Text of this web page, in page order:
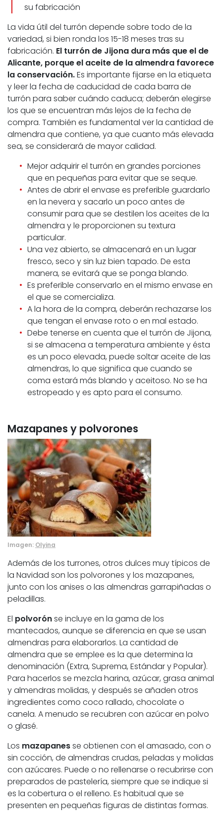
su fabricación
La vida útil del turrón depende sobre todo de la
variedad, si bien ronda los 15-18 meses tras su
fabricación. El turrón de Jijona dura más que el de
Alicante, porque el aceite de la almendra favorece
la conservación.Es importante fijarse en la etiqueta
y leer la fecha de caducidad de cada barra de
turrón para saber cuándo caduca; deberán elegirse
los que se encuentran más lejos de la fecha de
compra. También es fundamental ver la cantidad de
almendra que contiene, ya que cuanto más elevada
sea, se considerará de mayor calidad.
Mejor adquirir el turrón en grandes porciones
que en pequeñas para evitar que se seque.
Antes de abrir el envase es preferible guardarlo
en la nevera y sacarlo un poco antes de
consumir para que se destilen los aceites de la
almendra y le proporcionen su textura
particular.
Una vez abierto, se almacenará en un lugar
fresco, seco y sin luz bien tapado. De esta
manera, se evitará que se ponga blando.
Es preferible conservarlo en el mismo envase en
el que se comercializa.
A la hora de la compra, deberán rechazarse los
que tengan el envase roto o en mal estado.
Debe tenerse en cuenta que el turrón de Jijona,
si se almacena a temperatura ambiente y ésta
es un poco elevada, puede soltar aceite de las
almendras, lo que significa que cuando se
coma estará más blando y aceitoso. No se ha
estropeado y es apto para el consumo.
Mazapanes y polvorones
Imagen: Olyina
Además de los turrones, otros dulces muy típicos de
la Navidad son los polvorones y los mazapanes,
junto con los anises o las almendras garrapiñadas o
peladillas.
El polvorónse incluye en la gama de los
mantecados, aunque se diferencia en que se usan
almendras para elaborarlos. La cantidad de
almendra que se emplee es la que determina la
denominación (Extra, Suprema, Estándar y Popular).
Para hacerlos se mezcla harina, azúcar, grasa animal
y almendras molidas, y después se añaden otros
ingredientes como coco rallado, chocolate o
canela. A menudo se recubren con azúcar en polvo
o glasé.
Los mazapanesse obtienen con el amasado, con o
sin cocción, de almendras crudas, peladas y molidas
con azúcares. Puede o no rellenarse o recubrirse con
preparados de pastelería, siempre que se indique si
es la cobertura o el relleno. Es habitual que se
presenten en pequeñas figuras de distintas formas.